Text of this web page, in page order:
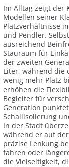
Im Alltag zeigt der
Modellen seiner
Platzverhältnisse
und Pendler.
ausreichend
Stauraum für
der zweiten
Liter, während die
wenig mehr Platz
erhöhen die
Begleiter für
Generation
Schallisolierung
In der Stadt
während er auf
präzise Lenkung
fahren oder
die Vielseitigkeit,